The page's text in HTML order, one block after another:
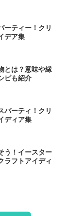
ーティー！クリ
デア集
とは？意味や縁
ピも紹介
パーティ！クリ
ディア集
う！イースター
ラフトアイディ